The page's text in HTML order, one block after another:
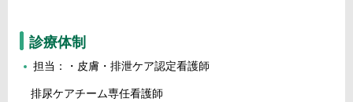
診療体制
担当：・皮膚・排泄ケア認定看護師
排尿ケアチーム専任看護師